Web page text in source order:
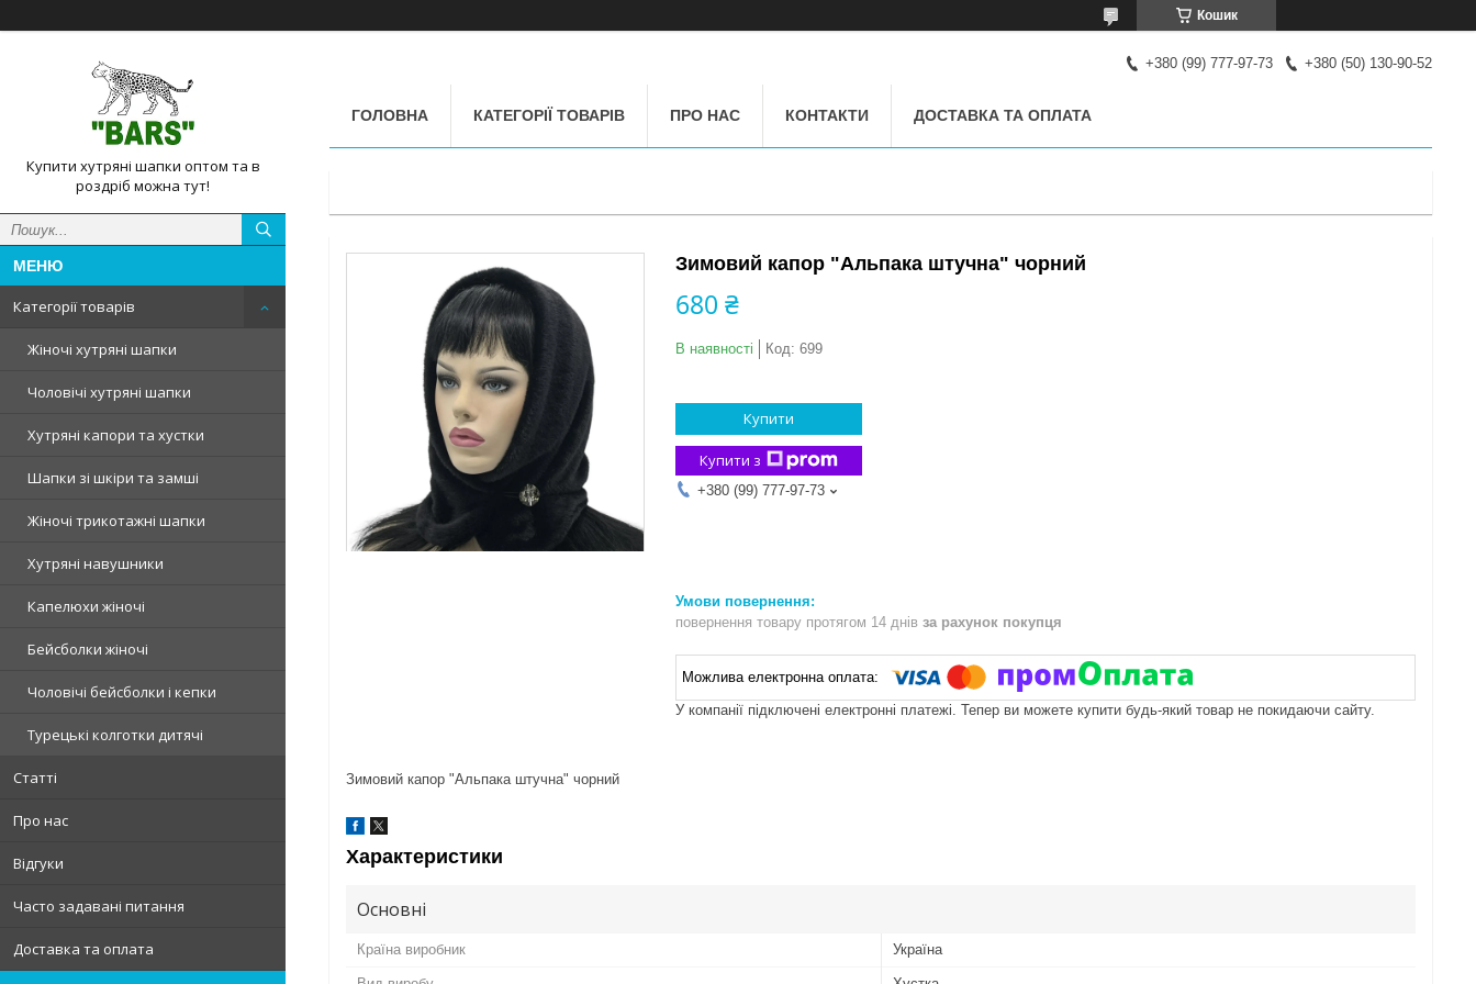
Кошик
Купити хутряні шапки оптом та в
роздріб можна тут!
Категорії товарів
Жіночі хутряні шапки
Чоловічі хутряні шапки
Хутряні капори та хустки
Шапки зі шкіри та замші
Жіночі трикотажні шапки
Хутряні навушники
Капелюхи жіночі
Бейсболки жіночі
Чоловічі бейсболки і кепки
Турецькі колготки дитячі
Статті
Про нас
Відгуки
Часто задавані питання
Доставка та оплата
+380 (99) 777-97-73 +380 (50) 130-90-52
ГОЛОВНА КАТЕГОРІЇ ТОВАРІВ ПРО НАС КОНТАКТИ ДОСТАВКА ТА ОПЛАТА
Зимовий капор "Альпака штучна" чорний
680 ₴
В наявності Код: 699
Купити
Купити з
+380 (99) 777-97-73
повернення товару протягом 14 днів за рахунок покупця
У компанії підключені електронні платежі. Тепер ви можете купити будь-який товар не покидаючи сайту.
Зимовий капор "Альпака штучна" чорний
Характеристики
Основні
Країна виробник Україна